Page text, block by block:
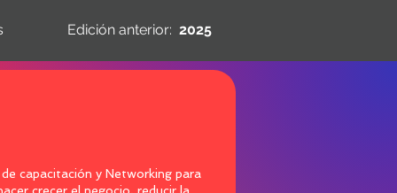
Edición anterior: 2025
capacitación y Networking para